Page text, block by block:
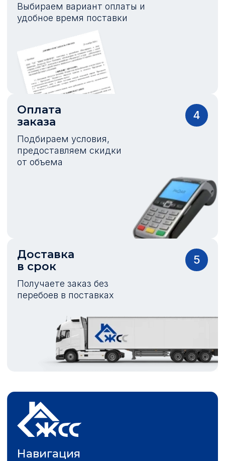
Выбираем вариант оплаты и
удобное время поставки
Оплата
заказа
Подбираем условия,
предоставляем скидки
от объема
4
Доставка
в срок
Получаете заказ без
перебоев в поставках
5
Навигация